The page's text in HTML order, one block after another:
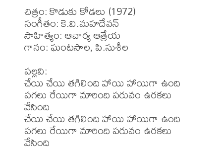
చిత్రం: కొడుకు కోడలు (1972)
సంగీతం: కె.వి.మహదేవన్
సాహిత్యం: ఆచార్య ఆత్రేయ
గానం: ఘంటసాల, పి.సుశీల
పల్లవి:
చేయి చేయి తగిలింది హాయి హాయిగా ఉంది
పగలు రేయిగా మారింది పరువం ఉరకలు
వేసింది
చేయి చేయి తగిలింది హాయి హాయిగా ఉంది
పగలు రేయిగా మారింది పరువం ఉరకలు
వేసింది